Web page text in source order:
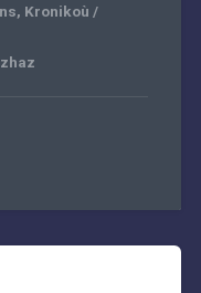
, Kronikoù /